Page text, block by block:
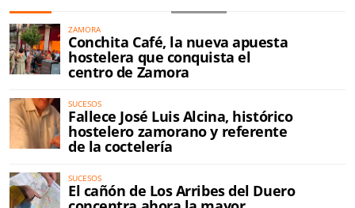
ZAMORA
Conchita Café, la nueva apuesta
hostelera que conquista el
centro de Zamora
SUCESOS
Fallece José Luis Alcina, histórico
hostelero zamorano y referente
de la coctelería
SUCESOS
El cañón de Los Arribes del Duero